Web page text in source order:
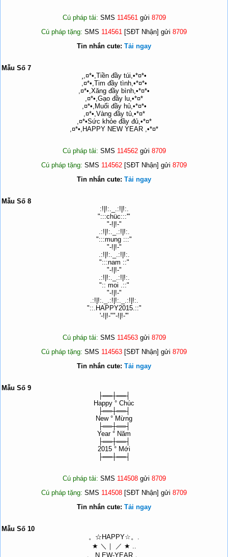
Cú pháp tải: SMS 114561gửi 8709
Cú pháp tặng: SMS 114561 [SĐT Nhận] gửi 8709
Tin nhắn cute: Tải ngay
Mẫu Số 7
¸,¤*•,Tiền đầy túi,•*¤*•
,¤*•,Tim đầy tình,•*¤*•
,¤*•,Xăng đầy bình,•*¤*•
,¤*•,Gạo đầy lu,•*¤*
,¤*•,Muối đầy hủ,•*¤*•
,¤*•,Vàng đầy tủ,•*¤*
,¤*•Sức khỏe đầy đủ,•*¤*
,¤*•,HAPPY NEW YEAR ,•*¤*
Cú pháp tải: SMS 114562gửi 8709
Cú pháp tặng: SMS 114562 [SĐT Nhận] gửi 8709
Tin nhắn cute: Tải ngay
Mẫu Số 8
:!|!:._.:!|!:.
":::chüc:::'"
"-!|!-"
.:!|!:._.:!|!:.
":::mung :::"
"-!|!-"
.:!|!:._.:!|!:.
":::nam ::"
"-!|!-"
.:!|!:._.:!|!:.
":: moi .::"
"-!|!-"
.:!|!:._.:!|!:._.:!|!:.
"::.HAPPY2015.::"
'-!|!-""-!|!-'"
Cú pháp tải: SMS 114563gửi 8709
Cú pháp tặng: SMS 114563 [SĐT Nhận] gửi 8709
Tin nhắn cute: Tải ngay
Mẫu Số 9
├══┼══┤
Happy ° Chúc
├══┼══┤
New ° Mừng
├══┼══┤
Year ° Năm
├══┼══┤
2015 ° Mới
├══┼══┤
Cú pháp tải: SMS 114508gửi 8709
Cú pháp tặng: SMS 114508 [SĐT Nhận] gửi 8709
Tin nhắn cute: Tải ngay
Mẫu Số 10
。☆HAPPY☆。.
★ ＼｜ ／ ★ ..
。 N EW-YEAR 。